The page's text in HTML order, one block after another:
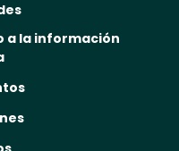
a la información